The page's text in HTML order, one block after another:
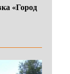
«Город